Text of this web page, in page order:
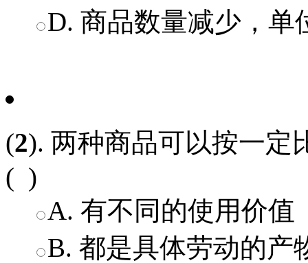
D. 商品数量减少，单
(2). 两种商品可以按一定
( )
A. 有不同的使用价值
B. 都是具体劳动的产